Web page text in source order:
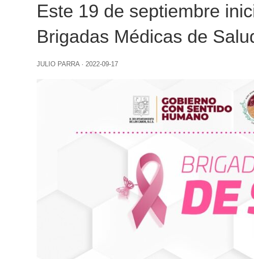
Este 19 de septiembre
Brigadas Médicas de
JULIO PARRA · 2022-09-17